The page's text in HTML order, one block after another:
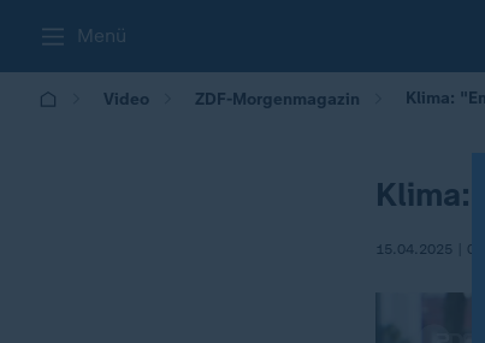
Menü
Video ZDF-Morgenmagazin Klima:
Klima:
15.04.2025 |